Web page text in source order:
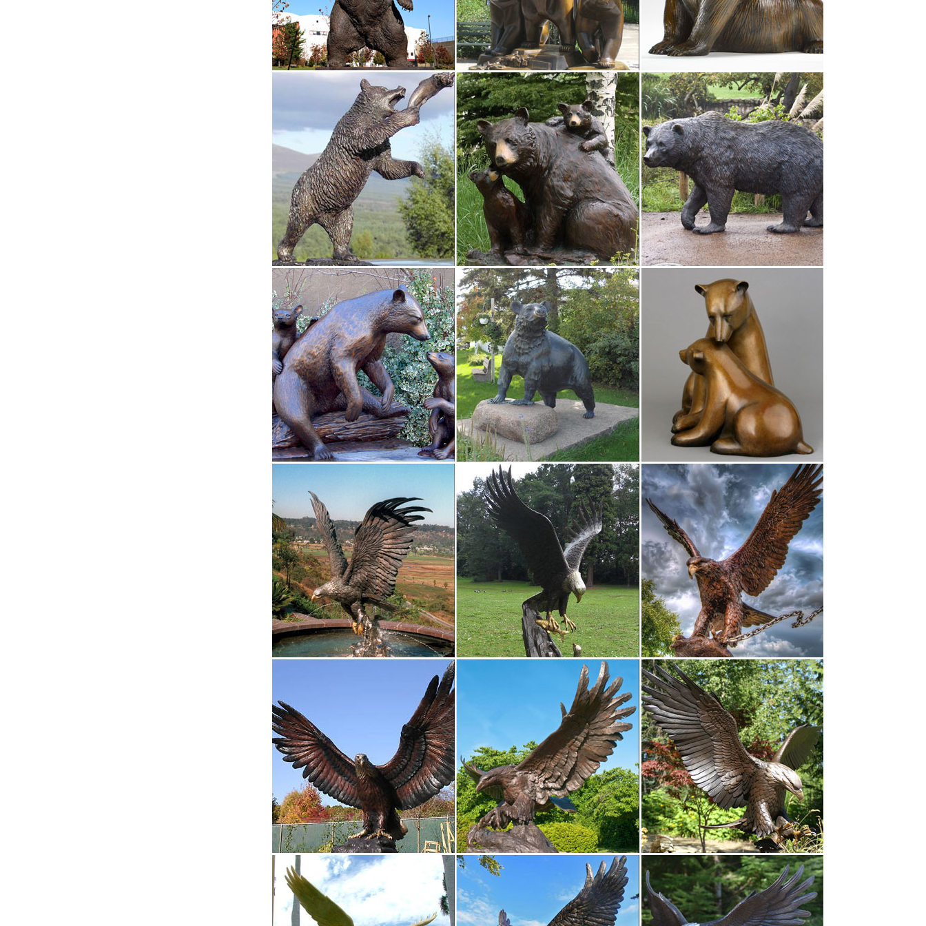
использовать в качестве кулона.
Купить Статуэтка "Собака". Бронза, литье, мрамор. Российская…
Понравившиеся товары можно купить с доставкой в любой город России.Техника для дома. Для красоты и здоровья.
Расходные материалы для бытовой техники.Бронза, литье, мрамор. Российская Империя, начало ХХ века.
Бронзовые фигурки животных. Купить бронзовые статуэтки…
Бары для дома. Подарки для интерьера. Изделия из бронзы.В КОРЗИНУ! Быстрая покупка. Бронзовая статуэтка "Собака с
уткой". Артикул: 0034738. 28600 руб.
Купить бронзовую статуэтку собаки на подставке в магазине…
В магазине статуэток домашних животных и знаков восточного календаря ПНХП "Золотая антилопа" можно купить бронзовую
статуэтку собаки на подставке изХудожественное литье. Материал. натуральный камень змеевик, патинированная бронза. Тип
упаковки.
Статуэтки и фигурки из латуни, фигурки из литья.
Литые фигурки передают живой образ и всю красоту художественного литья. Литая статуэтка, отличный подарок который
украсит интерьер дома, либо придаст живость офисному интерьеру.
Маленькие фигурки из бронзы и латуни
Компания "Сувенирарт" производит маленькие фигурки из бронзы и латуни с янтарём и другими камнями с 1989 года,
постоянно совершенствуя и расширяя свой каталог товаров сувенирной продукции.
Уральская Бронза
Статуэтка «Бобтейл». Серия тематических миниатюр из бронзы — «Собаки».Символ домашнего уюта и благосостояния.
Материал и техника: бронзы, литьё, патина, змеевик.Крупная настольная скульптура медведя в стойке, на массивной
каменной подставке из…
Бронзовые статуэтки животных << ООО ВЕЛЬ, г.Москва
Бронзовая статуэтка на Год Собаки. Бронзовый подарок на 2018 год. Художественное литье, высота 110 мм. 03-08-03-
16500.Фигурка Лев на земле на камне из бронзы. Бронзовая статуэтка Лев. Знаки Зодиака.
Статуэтки собак – Каталог товаров – Фигурки собак и кошек…
Статуэтка собаки "Китайская хохлатая собака", цвет: бронза.Статуэтка собаки "Лабрадор", цвет: бронза. Срок изготовления: в
наличии. Фигурка лабрадора, сидящего на круглой подставке в виде камней,оловянный сплав, литье, авторская работа.
Старинная статуэтка из бронзы "Охотничий пес" – – купить…
Антикварная (раритетная) бронзовая статуэтка "Собака"Бронза, литьё. Высота: 13,5 см. Клеймо: REPRODUCTION BRONZE
Антонио Канова (Antonio Canova 01.11.1757, Поссаньо – 13.10.1822 Венеция), мастером высокого вкуса и стиля, составившего
художественную…
Статуэтки из бронзы и другого металла | Каталог товаров
Символ 2018 года – Собака. CD Михаил Озис.Начало > Каталог товаров > СТАТУЭТКИ ИЗ БРОНЗЫ и ДРУГОГО
МЕТАЛЛА.2799.00 руб. купить | в корзину. Будда Благословляющий античная бронза 18смх12см.
Статуэтки из бронзы, статуэтки бронзовые
Тот символ который несет в себе статуэтка "Собака" не передать словами.Кинжал сувенирный "Лев" выполнен из латуни
итальянскими мастерами из высококачественной латуни вСтильная, красивая статуэтка из бронзы "Лошадь" – подчеркнет
хороший вкус хозяев дома.
Купить бронзовые фигуры в интернет-магазине
В данном разделе Вы можете выбрать и купить фигуры из полистоуна окрашенные под бронзу. Сортировать : Без сортировки
По названию По цене По новизне По рейтингу.Бронзовая собака купить в интернет-магазине Garden Zoo. 7 450.
Статуэтки и скульптуры интернет магазин – купить статуэтки…
Изделия из бронзы – бронзовые скульптуры и статуэтки сувениры купить по каталогу статуэток нашего интернет
магазина.товары для дома и отдыха.Бронзовые статуэтки – интернет магазин Круговорот. Благодаря литью по моделям в
земляные формы на…